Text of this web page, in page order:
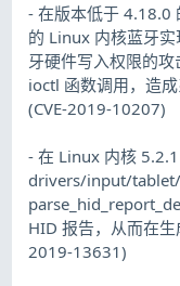
- 在版本低于 4.18.0
的 Linux 内核蓝牙
牙硬件写入权限的
ioctl 函数调用，造成
(CVE-2019-10207)
- 在 Linux 内核
drivers/input/
HID 报告，从而在
2019-13631)